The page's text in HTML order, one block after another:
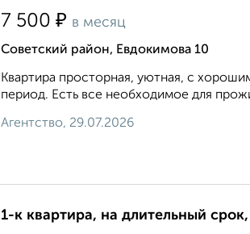
7 500 ₽ в месяц
Советский район, Евдокимова 10
Квартира просторная, уютная, с
период. Есть все необходимое для
Агентство, 29.07.2026
1-к квартира, на длительный